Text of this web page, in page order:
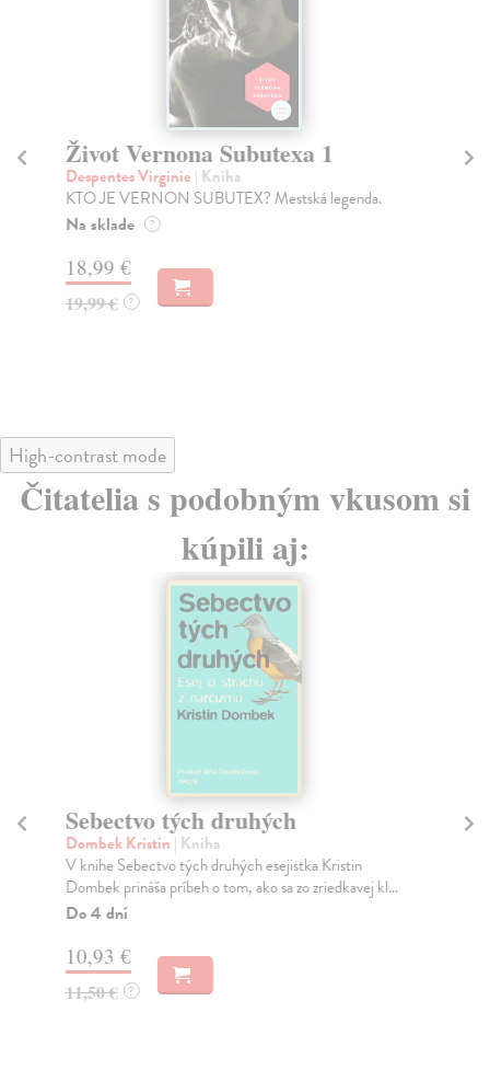
Život Vernona Subutexa 1
Despentes Virginie | Kniha
KTO JE VERNON SUBUTEX? Mestská legenda.
Na sklade ?
18,99 €
19,99 € ?
High-contrast mode
Čitatelia s podobným vkusom si
kúpili aj:
Sebectvo tých druhých
Dombek Kristin | Kniha
V knihe Sebectvo tých druhých esejistka Kristin
Dombek prináša príbeh o tom, ako sa zo zriedkavej kl...
Do 4 dní
10,93 €
11,50 € ?